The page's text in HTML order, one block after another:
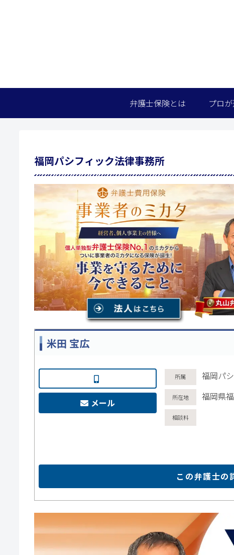
弁護士保険とは プロ
福岡パシフィック法律事務所
米田 宝広
メール
福岡パ
福岡県
この弁護士の